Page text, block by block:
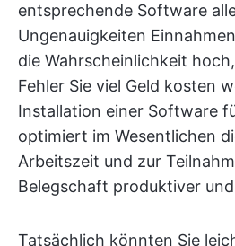
entsprechende Software
Ungenauigkeiten
die Wahrscheinlichkeit
Fehler Sie viel Geld kosten
Installation einer Software
optimiert im Wesentlichen
Arbeitszeit und zur
Belegschaft produktiver
Tatsächlich könnten Sie